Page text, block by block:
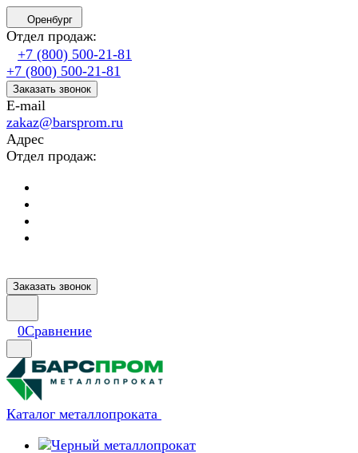
Оренбург
Отдел продаж:
+7 (800) 500-21-81
+7 (800) 500-21-81
Заказать звонок
E-mail
zakaz@barsprom.ru
Адрес
Отдел продаж:
Заказать звонок
0Сравнение
Каталог металлопроката